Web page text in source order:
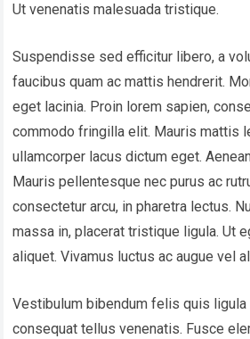
Ut venenatis malesuada tristique.
Suspendisse sed efficitur libero, a
faucibus quam ac mattis hendrerit.
eget lacinia. Proin lorem sapien,
commodo fringilla elit. Mauris mattis
ullamcorper lacus dictum eget.
Mauris pellentesque nec purus ac
consectetur arcu, in pharetra lectus.
massa in, placerat tristique ligula. Ut
aliquet. Vivamus luctus ac augue vel
Vestibulum bibendum felis quis ligula
consequat tellus venenatis. Fusce